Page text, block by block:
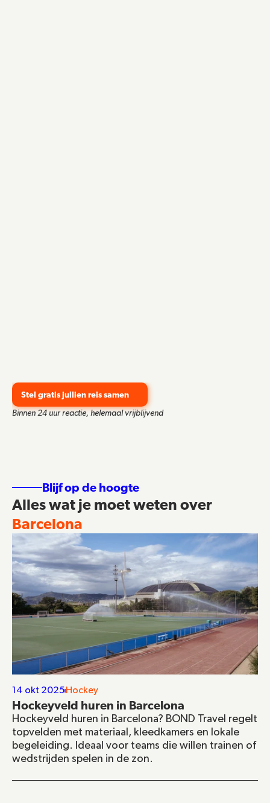
Stel gratis jullien reis samen
Binnen 24 uur reactie, helemaal vrijblijvend
Blijf op de hoogte
Barcelona
14 okt 2025 Hockey
Hockeyveld huren in Barcelona
Hockeyveld huren in Barcelona? BOND Travel regelt
topvelden met materiaal, kleedkamers en lokale
begeleiding. Ideaal voor teams die willen trainen of
wedstrijden spelen in de zon.